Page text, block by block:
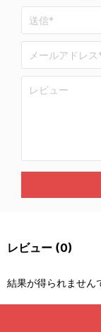
レビュー (0)
結果が得られません